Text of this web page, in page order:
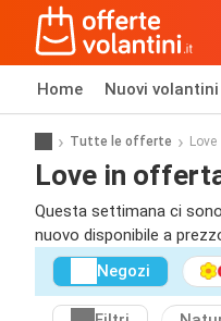
Home Nuovi volantini
Tutte le offerte Love
Love in
Questa settimana ci
nuovo disponibile a
Negozi